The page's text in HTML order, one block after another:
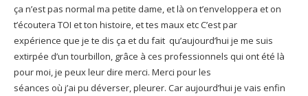
ça n’est pas normal ma petite dame, et là on t’enveloppera et on
t’écoutera TOI et ton histoire, et tes maux etc C’est par
expérience que je te dis ça et du fait qu’aujourd’hui je me suis
extirpée d’un tourbillon, grâce à ces professionnels qui ont été là
pour moi, je peux leur dire merci. Merci pour les
séances où j’ai pu déverser, pleurer. Car aujourd’hui je vais enfin